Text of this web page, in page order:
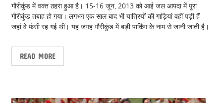
गौरीकुंड में वक्त ठहरा हुआ है। 15-16 जून, 2013 को आई जल आपदा में पूरा
गौरीकुंड तबाह हो गया। लगभग एक साल बाद भी यात्रियों की गाड़ियां वहीं पड़ी हैं
जहां वे फंसी रह गई थीं। यह जगह गौरीकुंड में बड़ी पार्किंग के नाम से जानी जाती है।
READ MORE